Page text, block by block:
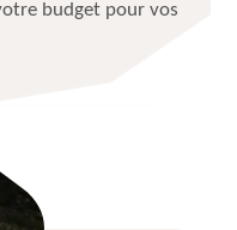
budget pour vos